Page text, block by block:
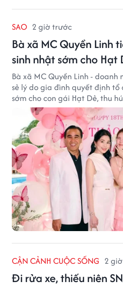
SAO 2 giờ trước
Bà xã MC Quyền Linh
sinh nhật sớm cho Hạt
Bà xã MC Quyền Linh -
sẻ lý do gia đình quyết định tổ
sớm cho con gái Hạt Dẻ, thu
người hâm mộ.
CẬN CẢNH CUỘC SỐNG 2
Đi rửa xe, thiếu niên